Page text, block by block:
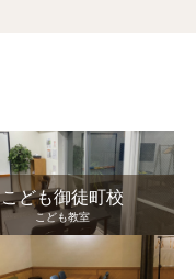
こども御徒町校
こども教室